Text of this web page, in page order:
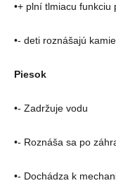
•+ plní tlmiacu funkciu
•- deti roznášajú
Piesok
•- Zadržuje vodu
•- Roznáša sa po
•- Dochádza k